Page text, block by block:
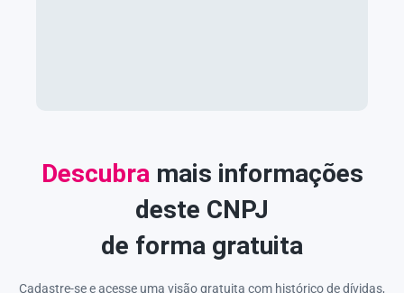
Descubra mais informações
deste CNPJ
de forma gratuita
Cadastre-se e acesse uma visão gratuita com histórico de dívidas,